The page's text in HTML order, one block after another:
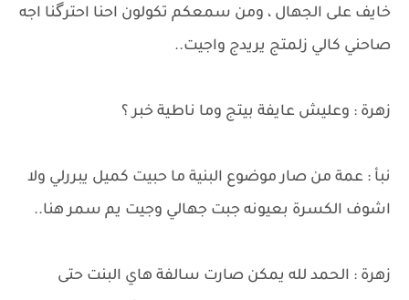
خايف على الجهال ، ومن سمعكم تكولون احنا احترگنا اجه
صاحني كالي زلمتج يريدج واجيت..
زهرة : وعليش عايفة بيتج وما ناطية خبر ؟
نبأ : عمة من صار موضوع البنية ما حبيت كميل يبررلي ولا
اشوف الكسرة بعيونه جبت جهالي وجيت يم سمر هنا..
زهرة : الحمد لله يمكن صارت سالفة هاي البنت حتى